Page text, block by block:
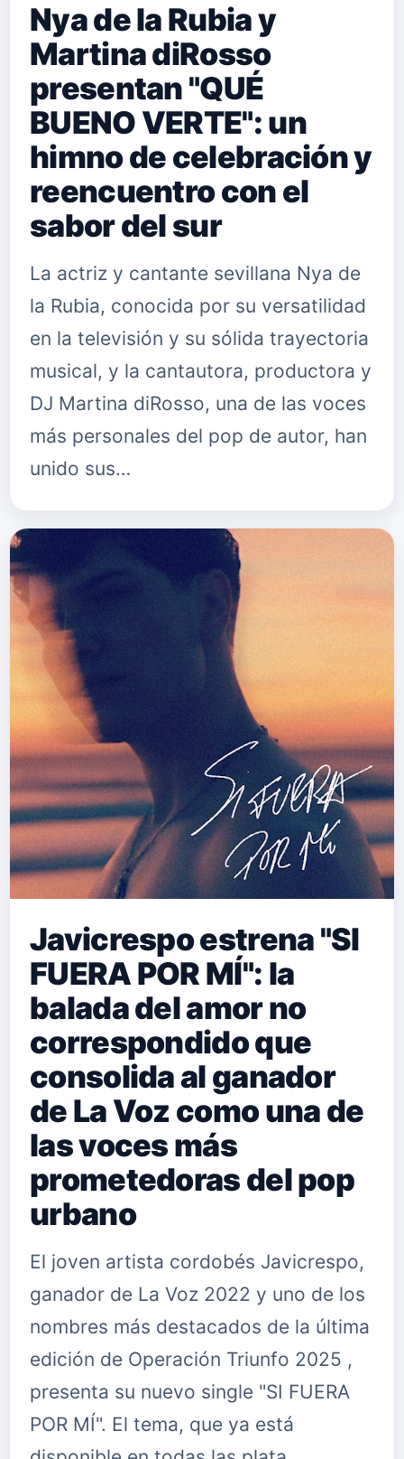
Nya de la Rubia y
Martina diRosso
presentan "QUÉ
BUENO VERTE": un
himno de celebración y
reencuentro con el
sabor del sur
La actriz y cantante sevillana Nya de
la Rubia, conocida por su versatilidad
en la televisión y su sólida trayectoria
musical, y la cantautora, productora y
DJ Martina diRosso, una de las voces
más personales del pop de autor, han
unido sus…
Javicrespo estrena "SI
FUERA POR MÍ": la
balada del amor no
correspondido que
consolida al ganador
de La Voz como una de
las voces más
prometedoras del pop
urbano
El joven artista cordobés Javicrespo,
ganador de La Voz 2022 y uno de los
nombres más destacados de la última
edición de Operación Triunfo 2025 ,
presenta su nuevo single "SI FUERA
POR MÍ". El tema, que ya está